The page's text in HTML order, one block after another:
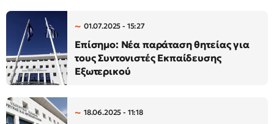
01.07.2025 - 15:27
Επίσημο: Νέα παράταση θητείας για
τους Συντονιστές Εκπαίδευσης
Εξωτερικού
18.06.2025 - 11:18